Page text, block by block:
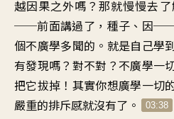
越因果之外嗎 ？那就慢慢去
──前面講過了 ， 種子、因
個不廣學多聞的 。 就是自己學
有發現嗎？對不對 ？ 不廣學一
把它拔掉 ！ 其實你想廣學一切
嚴重的排斥感就沒有了 。 03:38